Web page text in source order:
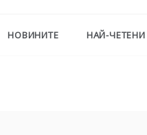
НОВИНИТЕ НАЙ-ЧЕТЕНИ